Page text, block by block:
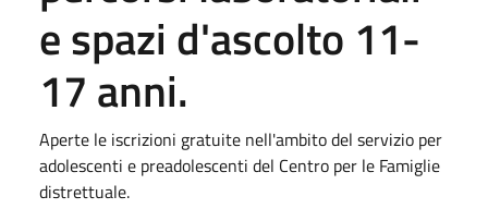
e spazi d'ascolto 11-
17 anni.
Aperte le iscrizioni gratuite nell'ambito del servizio per
adolescenti e preadolescenti del Centro per le Famiglie
distrettuale.